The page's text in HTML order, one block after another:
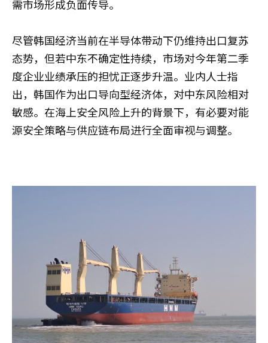
需市场形成负面传导。
尽管韩国经济当前在半导体带动下仍维持出口复苏
态势，但若中东不确定性持续，市场对今年第二季
度企业业绩承压的担忧正逐步升温。业内人士指
出，韩国作为出口导向型经济体，对中东风险相对
敏感。在海上安全风险上升的背景下，有必要对能
源安全策略与供应链布局进行全面审视与调整。